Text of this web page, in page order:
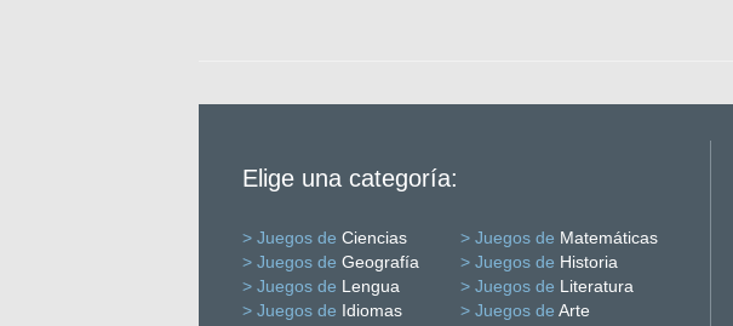
Elige una categoría:
> Juegos de Ciencias > Juegos de Matemáticas
> Juegos de Geografía > Juegos de Historia
> Juegos de Lengua > Juegos de Literatura
> Juegos de Idiomas > Juegos de Arte